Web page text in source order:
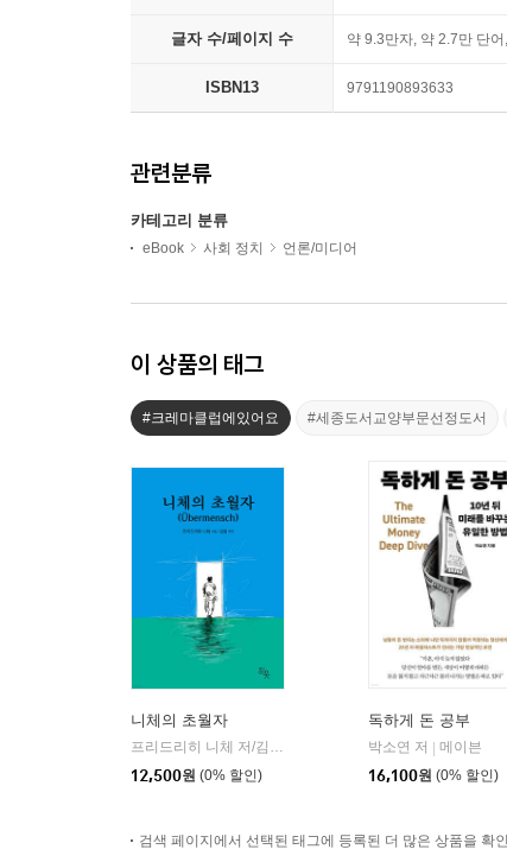
글자 수/페이지 수 약 9.3만자, 약 2.7만 단
ISBN13 9791190893633
관련분류
카테고리 분류
eBook 사회 정치 언론/미디어
이 상품의 태그
#크레마클럽에있어요 #세종도서교양부문선정도서
니체의 초월자
12,500원 (0% 할인)
독하게 돈 공부
박소연 저 | 메이븐
16,100원 (0% 할인)
검색 페이지에서 선택된 태그에 등록된 더 많은 상품을 확